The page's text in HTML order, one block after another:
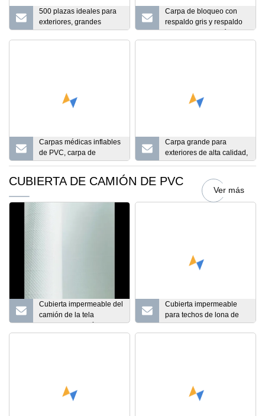
500 plazas ideales para
exteriores, grandes
tiendas transparentes de
tela de PVC transparente
Carpa de bloqueo con
respaldo gris y respaldo
negro con impresión
digital de PVC
Carpas médicas inflables
de PVC, carpa de
aislamiento hospitalario,
inflable
Carpa grande para
exteriores de alta calidad,
carpa transparente de
transparente para fiestas
CUBIERTA DE CAMIÓN DE PVC
Ver más
Cubierta impermeable del
camión de la tela
revestida polivinílica de la
Cubierta impermeable
para techos de lona de
PVC Cubierta para